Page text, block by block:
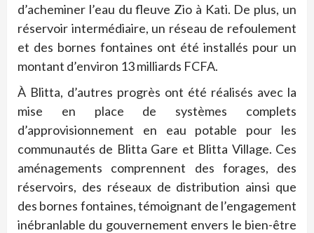
d’acheminer l’eau du fleuve Zio à Kati. De plus, un
réservoir intermédiaire, un réseau de refoulement
et des bornes fontaines ont été installés pour un
montant d’environ 13 milliards FCFA.
À Blitta, d’autres progrès ont été réalisés avec la
mise en place de systèmes complets
d’approvisionnement en eau potable pour les
communautés de Blitta Gare et Blitta Village. Ces
aménagements comprennent des forages, des
réservoirs, des réseaux de distribution ainsi que
des bornes fontaines, témoignant de l’engagement
inébranlable du gouvernement envers le bien-être